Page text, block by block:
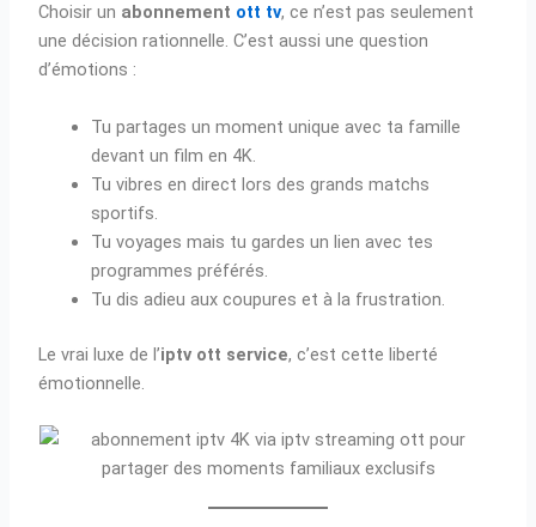
Choisir un abonnement ott tv, ce n’est pas seulement
une décision rationnelle. C’est aussi une question
d’émotions :
Tu partages un moment unique avec ta famille
devant un film en 4K.
Tu vibres en direct lors des grands matchs
sportifs.
Tu voyages mais tu gardes un lien avec tes
programmes préférés.
Tu dis adieu aux coupures et à la frustration.
Le vrai luxe de l’iptv ott service, c’est cette liberté
émotionnelle.